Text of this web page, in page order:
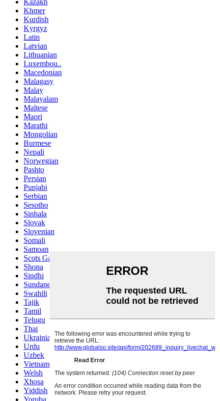
Khmer
Kurdish
Kyrgyz
Latin
Latvian
Lithuanian
Luxembou..
Macedonian
Malagasy
Malay
Malayalam
Maltese
Maori
Marathi
Mongolian
Burmese
Nepali
Norwegian
Pashto
Persian
Punjabi
Serbian
Sesotho
Sinhala
Slovak
Slovenian
Somali
Samoan
Scots Gaelic
Shona
Sindhi
Sundanese
Swahili
Tajik
Tamil
Telugu
Thai
Ukrainian
Urdu
Uzbek
Vietnamese
Welsh
Xhosa
Yiddish
Yoruba